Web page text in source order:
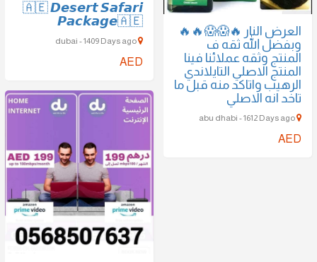
🇦🇪 𝘿𝙚𝙨𝙚𝙧𝙩 𝙎𝙖𝙛𝙖𝙧𝙞
𝙋𝙖𝙘𝙠𝙖𝙜𝙚🇦🇪
AED
العرض النار 🔥😱😱🔥🔥
وبفضل الله ثقه ف
المنتج وثقه عملائنا فينا
المنتج الاصلي التايلاندي
الرهيب واتاكد منه قبل ما
تاخد انه الاصلي
AED